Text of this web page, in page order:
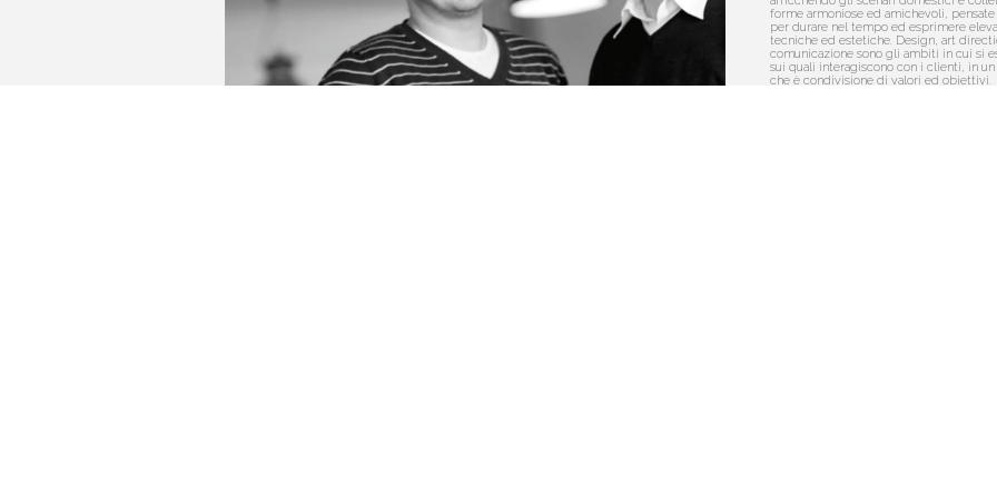
forme armoniose ed amichevoli,
per durare nel tempo ed esprimere
tecniche ed estetiche. Design, art
comunicazione sono gli ambiti in cui si
sui quali interagiscono con i clienti, in
che è condivisione di valori ed obiettivi.